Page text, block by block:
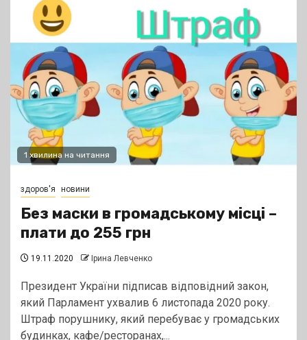
1 хвилина на читання
здоров'я новини
Без маски в громадському місці –
плати до 255 грн
19.11.2020 Ірина Левченко
Президент України підписав відповідний закон,
який Парламент ухвалив 6 листопада 2020 року.
Штраф порушнику, який перебуває у громадських
будинках, кафе/ресторанах,...